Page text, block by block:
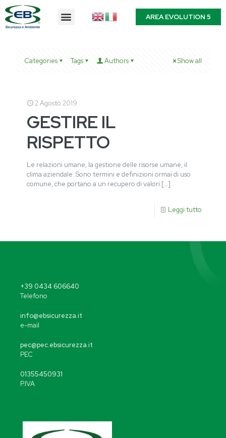
AREA EVOLUTION 5
Categories Tags Authors Show all
2 Agosto 2019
GESTIRE IL
RISPETTO
Le relazioni umane, la gestione delle risorse umane, il
clima aziendale. Sono termini e definizioni ormai di uso
comune, che portano a un recupero di valori […]
Leggi tutto
+39 0434 606640
Telefono
info@ebsicurezza.it
e-mail
pec@pec.ebsicurezza.it
PEC
01355450931
P.IVA